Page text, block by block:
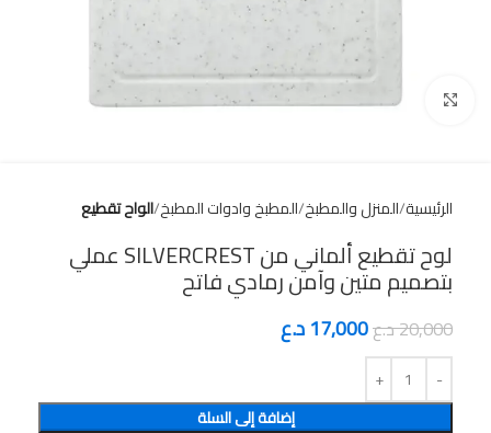
Click to enlarge
الرئيسية المنزل والمطبخ المطبخ وادوات المطبخ الواح تقطيع
لوح تقطيع ألماني من SILVERCREST عملي
بتصميم متين وآمن رمادي فاتح
20,000د.ع17,000د.ع
إضافة إلى السلة